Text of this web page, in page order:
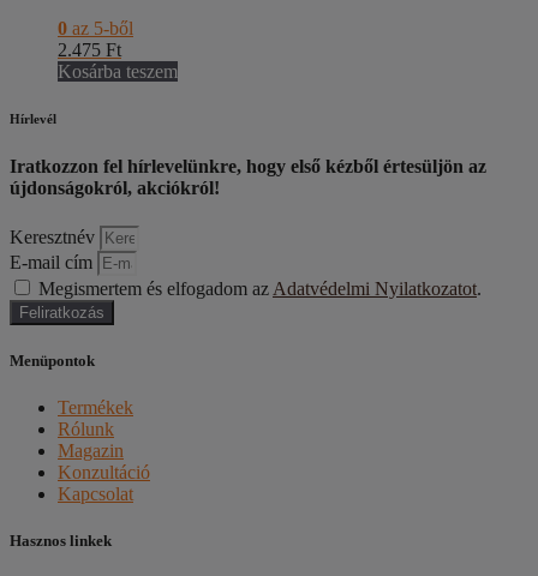
0 az 5-ből
2.475 Ft
Kosárba teszem
Hírlevél
Iratkozzon fel hírlevelünkre, hogy első kézből értesüljön az
újdonságokról, akciókról!
Keresztnév
E-mail cím
Megismertem és elfogadom az Adatvédelmi Nyilatkozatot.
Feliratkozás
Menüpontok
Termékek
Rólunk
Magazin
Konzultáció
Kapcsolat
Hasznos linkek